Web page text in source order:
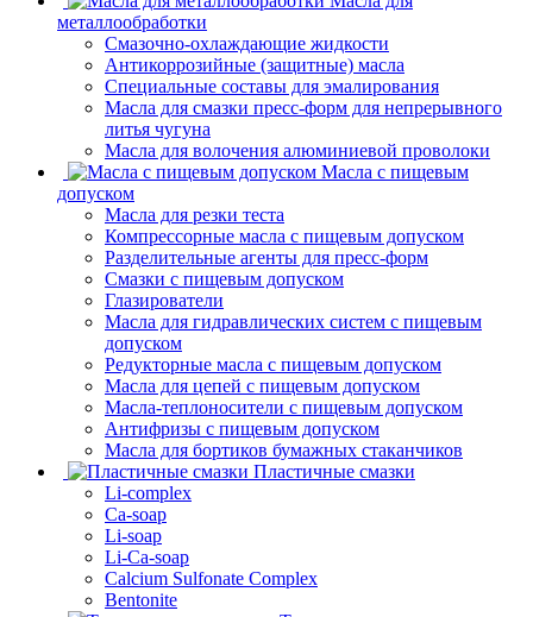
металлообработки
Смазочно-охлаждающие жидкости
Антикоррозийные (защитные) масла
Специальные составы для эмалирования
Масла для смазки пресс-форм для непрерывного
литья чугуна
Масла для волочения алюминиевой проволоки
Масла с пищевым
допуском
Масла для резки теста
Компрессорные масла с пищевым допуском
Разделительные агенты для пресс-форм
Смазки с пищевым допуском
Глазирователи
Масла для гидравлических систем с пищевым
допуском
Редукторные масла с пищевым допуском
Масла для цепей с пищевым допуском
Масла-теплоносители с пищевым допуском
Антифризы с пищевым допуском
Масла для бортиков бумажных стаканчиков
Пластичные смазки
Li-complex
Ca-soap
Li-soap
Li-Ca-soap
Calcium Sulfonate Complex
Bentonite